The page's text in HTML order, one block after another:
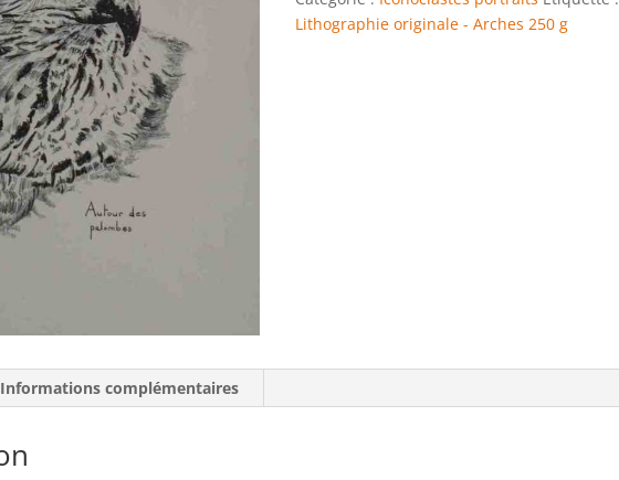
Lithographie originale - Arches 250 g
Informations complémentaires